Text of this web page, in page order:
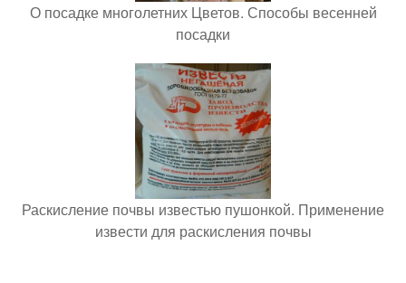
О посадке многолетних Цветов. Способы весенней
посадки
Раскисление почвы известью пушонкой. Применение
извести для раскисления почвы